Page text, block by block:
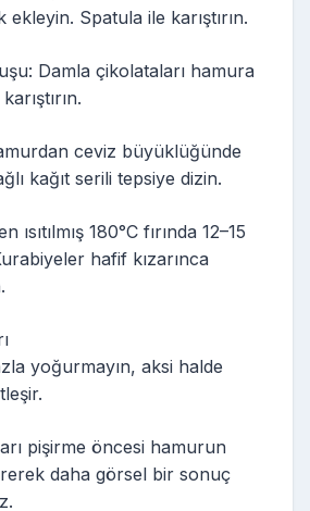
Spatula ile karıştırın.
Damla çikolataları hamura
ceviz büyüklüğünde
kağıt serili tepsiye dizin.
ısıtılmış 180°C fırında 12–15
hafif kızarınca
yoğurmayın, aksi halde
pişirme öncesi hamurun
daha görsel bir sonuç